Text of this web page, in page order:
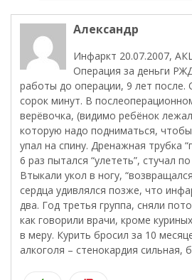
Александр
Инфаркт 20.07.2007,
Операция за деньги
работы до операции, 9 лет после.
сорок минут. В
верёвочка, (видимо ребёнок
которую надо подниматься,
упал на спину. Дренажная трубка
6 раз пытался “улететь”, стучал
Втыкали укол в ногу,
сердца удивлялся позже, что
два. Год третья группа, сняли
как говорили врачи, кроме
в меру. Курить бросил за 10
алкоголя – стенокардия сильная,